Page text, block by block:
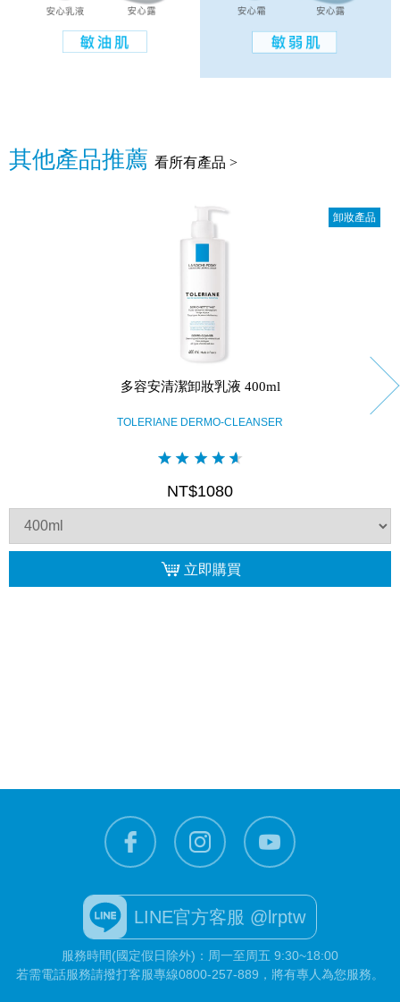
其他產品推薦 看所有產品 >
卸妝產品
多容安清潔卸妝乳液 400ml
TOLERIANE DERMO-CLEANSER
NT$1080
立即購買
LINE官方客服 @lrptw
服務時間(國定假日除外)：周一至周五 9:30~18:00
若需電話服務請撥打客服專線0800-257-889 ，將有專人為您服務。